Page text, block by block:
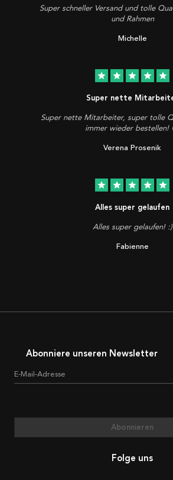
Super schneller Versand und tolle
und Rahmen
Michelle
star star star star star
Super nette
Super nette Mitarbeiter, super tolle
immer wieder bestellen!
Verena Prosenik
star star star star star
Alles super gelaufen
Alles super gelaufen! :)
Fabienne
Abonniere unseren Newsletter
E-Mail-Adresse
Abonnieren
Folge uns